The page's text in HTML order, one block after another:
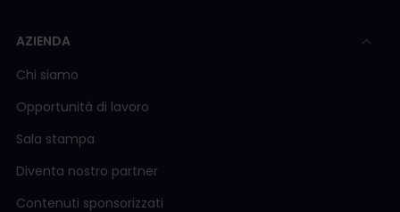
AZIENDA
Chi siamo
Opportunità di lavoro
Sala stampa
Diventa nostro partner
Contenuti sponsorizzati